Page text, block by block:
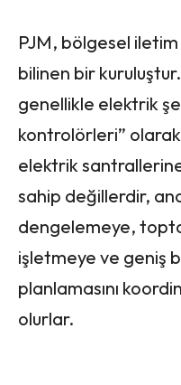
PJM, bölgesel
bilinen bir
genellikle elektrik
kontrolörleri” olarak
elektrik
sahip değillerdir,
dengelemeye,
işletmeye ve geniş
planlamasını
olurlar.